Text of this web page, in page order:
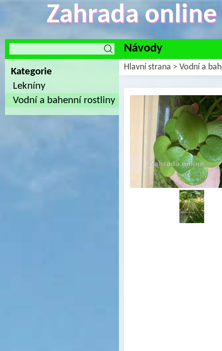
Zahrada
Návody
Kategorie
Lekníny
Vodní a bahenní rostliny
Hlavní strana > Vodní a